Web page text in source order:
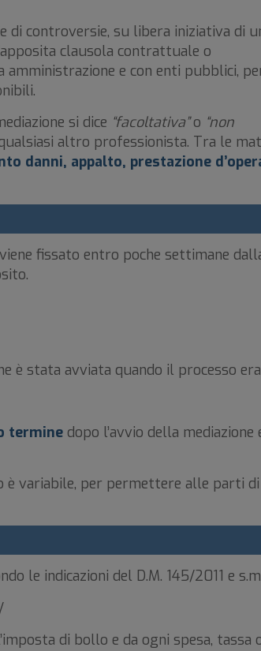
controversie, su libera iniziativa di
clausola contrattuale o
e con enti pubblici,
si dice “facoltativa”o “non
altro professionista. Tra le
danni, appalto, prestazione
fissato entro poche settimane
è stata avviata quando il processo
termine dopo l’avvio della mediazione
è variabile, per permettere alle parti di
le indicazioni del D.M. 145/2011 e
di bollo e da ogni spesa, tassa